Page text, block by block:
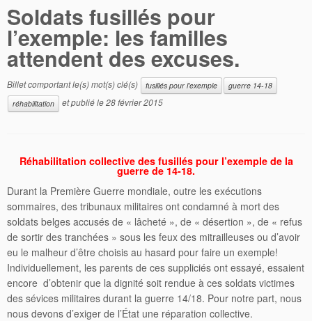
Soldats fusillés pour
l’exemple: les familles
attendent des excuses.
Billet comportant le(s) mot(s) clé(s) fusillés pour l'exemple
guerre 14-18
réhabilitation
et publié le28 février 2015
Réhabilitation collective des fusillés pour l’exemple de la
guerre de 14-18.
Durant la Première Guerre mondiale, outre les exécutions
sommaires, des tribunaux militaires ont condamné à mort des
soldats belges accusés de « lâcheté », de « désertion », de « refus
de sortir des tranchées » sous les feux des mitrailleuses ou d’avoir
eu le malheur d’être choisis au hasard pour faire un exemple!
Individuellement, les parents de ces suppliciés ont essayé, essaient
encore d’obtenir que la dignité soit rendue à ces soldats victimes
des sévices militaires durant la guerre 14/18. Pour notre part, nous
nous devons d’exiger de l’État une réparation collective.